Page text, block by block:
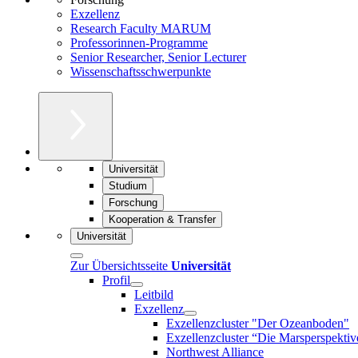
Exzellenz
Research Faculty MARUM
Professorinnen-Programme
Senior Researcher, Senior Lecturer
Wissenschaftsschwerpunkte
Universität
Studium
Forschung
Kooperation & Transfer
Universität
Zur Übersichtsseite Universität
Profil
Leitbild
Exzellenz
Exzellenzcluster "Der Ozeanboden"
Exzellenzcluster “Die
Northwest Alliance